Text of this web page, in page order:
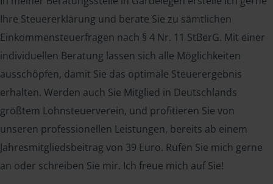
Ihre Steuererklärung und berate Sie zu sämtlichen
Einkommensteuerfragen nach § 4 Nr. 11 StBerG. Mit einer
individuellen Beratung lassen sich alle Möglichkeiten
ausschöpfen, damit Sie das optimale Steuerergebnis
erhalten. Werden auch Sie Mitglied in Deutschlands
größtem Lohnsteuerverein, und profitieren Sie von
unseren professionellen Leistungen, bereits ab einem
Jahresmitgliedsbeitrag von 39 Euro. Rufen Sie mich gerne
an oder schreiben Sie mir. Ich freue mich auf Sie!